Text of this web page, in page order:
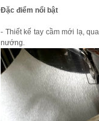
Đặc điểm nổi bật
- Thiết kế tay cầm mới lạ,
nướng.